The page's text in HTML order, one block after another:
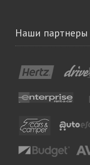
Наши партнеры